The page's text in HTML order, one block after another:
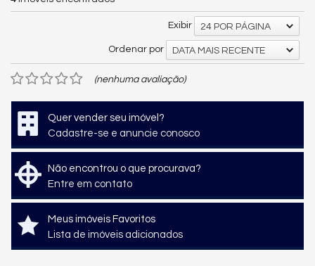
Exibir 24 POR PÁGINA
Ordenar por DATA MAIS RECENTE
(nenhuma avaliação)
Quer vender seu imóvel?
Cadastre-se e anuncie conosco
Não encontrou o que procurava?
Entre em contato
Meus imóveis Favoritos
Lista de imóveis adicionados